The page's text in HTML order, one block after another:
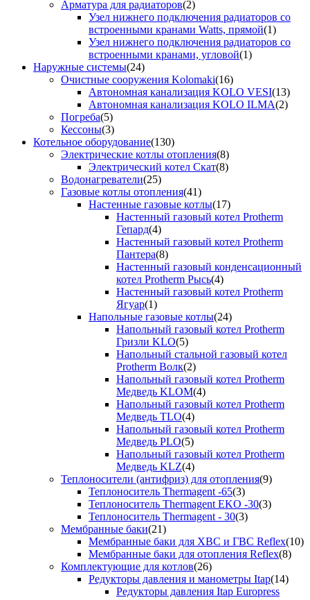
Арматура для радиаторов(2)
Узел нижнего подключения радиаторов со
встроенными кранами Watts, прямой(1)
Узел нижнего подключения радиаторов со
встроенными кранами, угловой(1)
Наружные системы(24)
Очистные сооружения Kolomaki(16)
Автономная канализация KOLO VESI(13)
Автономная канализация KOLO ILMA(2)
Погреба(5)
Кессоны(3)
Котельное оборудование(130)
Электрические котлы отопления(8)
Электрический котел Скат(8)
Водонагреватели(25)
Газовые котлы отопления(41)
Настенные газовые котлы(17)
Настенный газовый котел Protherm
Гепард(4)
Настенный газовый котел Protherm
Пантера(8)
Настенный газовый конденсационный
котел Protherm Рысь(4)
Настенный газовый котел Protherm
Ягуар(1)
Напольные газовые котлы(24)
Напольный газовый котел Protherm
Гризли KLO(5)
Напольный стальной газовый котел
Protherm Волк(2)
Напольный газовый котел Protherm
Медведь KLOM(4)
Напольный газовый котел Protherm
Медведь TLO(4)
Напольный газовый котел Protherm
Медведь PLO(5)
Напольный газовый котел Protherm
Медведь KLZ(4)
Теплоносители (антифриз) для отопления(9)
Теплоноситель Thermagent -65(3)
Теплоноситель Thermagent EKO -30(3)
Теплоноситель Thermagent - 30(3)
Мембранные баки(21)
Мембранные баки для ХВС и ГВС Reflex(10)
Мембранные баки для отопления Reflex(8)
Комплектующие для котлов(26)
Редукторы давления и манометры Itap(14)
Редукторы давления Itap Europress